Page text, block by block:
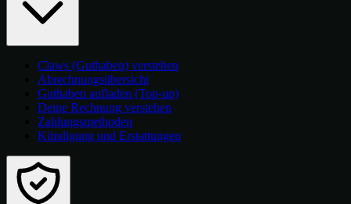
Claws (Guthaben) verstehen
Abrechnungsübersicht
Guthaben aufladen (Top-up)
Deine Rechnung verstehen
Zahlungsmethoden
Kündigung und Erstattungen